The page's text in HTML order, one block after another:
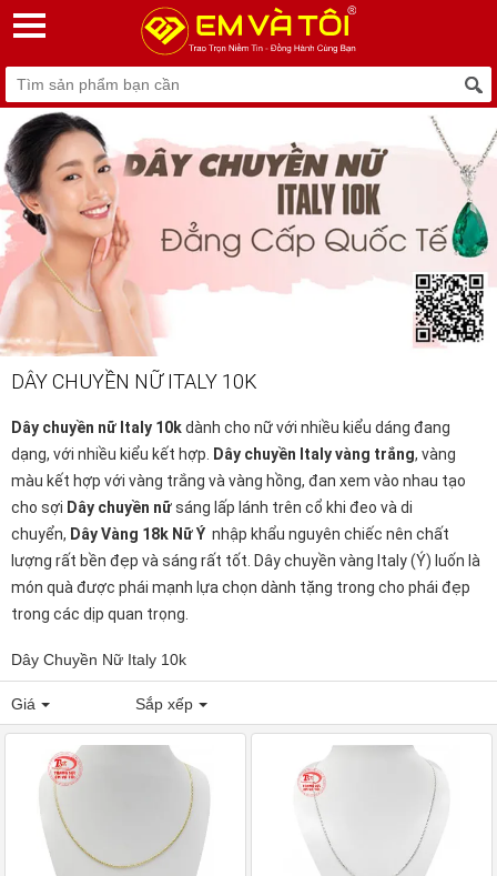
DÂY CHUYỀN NỮ ITALY 10K
Dây chuyền nữ Italy 10kdành cho nữ với nhiều kiểu dáng đang
dạng, với nhiều kiểu kết hợp.
Dây chuyền Italy vàng trắng, vàng
màu kết hợp với vàng trắng và vàng hồng, đan xem vào nhau tạo
cho sợi Dây chuyền nữsáng lấp lánh trên cổ khi đeo và di
chuyển, Dây Vàng 18k Nữ Ý nhập khẩu nguyên chiếc nên chất
lượng rất bền đẹp và sáng rất tốt. Dây chuyền vàng Italy (Ý) luốn là
món quà được phái mạnh lựa chọn dành tặng trong cho phái đẹp
trong các dịp quan trọng.
Dây Chuyền Nữ Italy 10k
Giá Sắp xếp